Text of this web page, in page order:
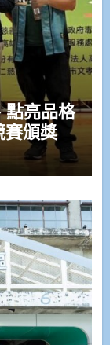
點亮品格
頒獎